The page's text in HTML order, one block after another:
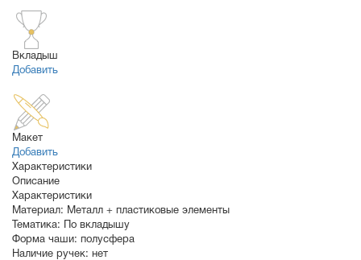
Вкладыш
Добавить
Макет
Добавить
Характеристики
Описание
Характеристики
Материал: Металл + пластиковые элементы
Тематика:
По вкладышу
Форма чаши: полусфера
Наличие ручек: нет